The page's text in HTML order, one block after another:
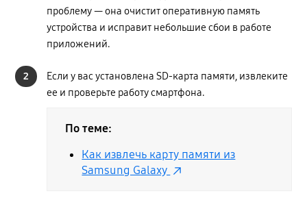
проблему — она очистит оперативную память
устройства и исправит небольшие сбои в работе
приложений.
2
Если у вас установлена SD-карта памяти, извлеките
ее и проверьте работу смартфона.
По теме:
Как извлечь карту памяти из
Samsung Galaxy